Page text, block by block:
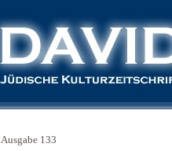
Ausgabe 133